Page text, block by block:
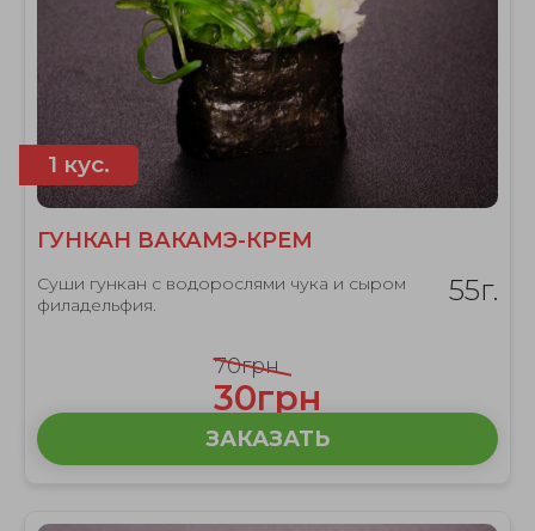
1 кус.
ГУНКАН ВАКАМЭ-КРЕМ
Суши гункан с водорослями чука и сыром
филадельфия.
55г.
70грн
30грн
ЗАКАЗАТЬ